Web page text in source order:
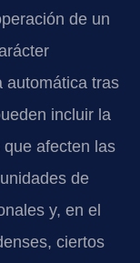
de un
automática tras
incluir la
afecten las
de
y, en el
ciertos